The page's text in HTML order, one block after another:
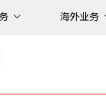
海外业务